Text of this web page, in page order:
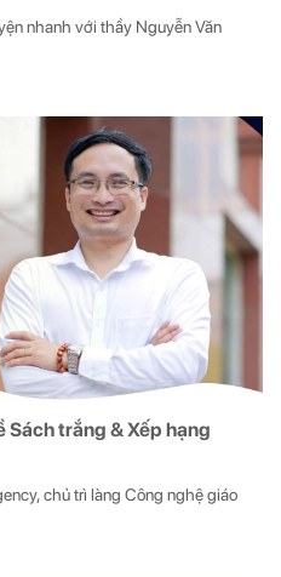
nhanh với thầy Nguyễn Văn
Sách trắng & Xếp hạng
chủ trì làng Công nghệ giáo